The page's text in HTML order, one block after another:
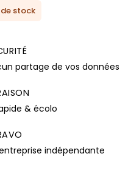
stock
partage de vos données
& écolo
indépendante